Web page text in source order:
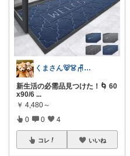
くまさん🐻👗🪑🛋️ 🍽️🍰
新生活の必需品見つけた！🌀 60
x90/6 ...
￥ 4,480～
0 0 4
コレ いいね